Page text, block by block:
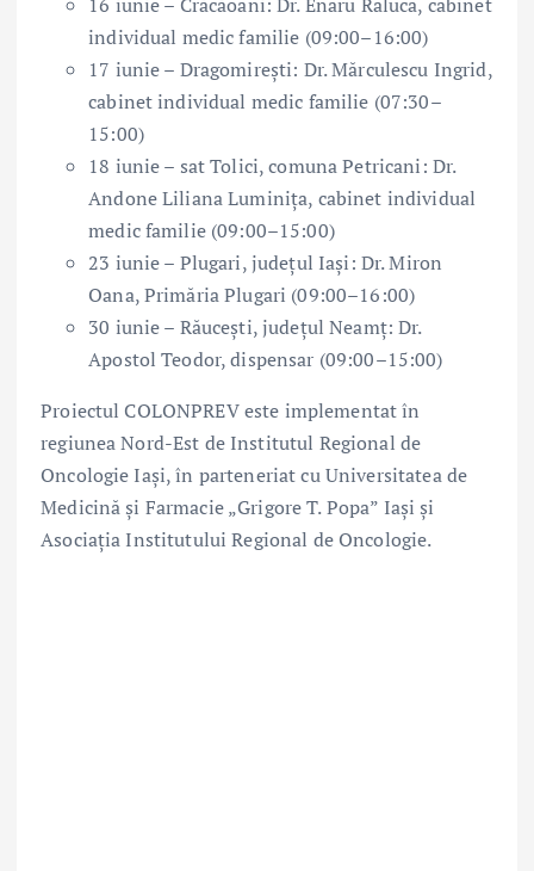
individual medic familie (09:00–16:00)
17 iunie – Dragomirești: Dr. Mărculescu Ingrid,
cabinet individual medic familie (07:30–
15:00)
18 iunie – sat Tolici, comuna Petricani: Dr.
Andone Liliana Luminița, cabinet individual
medic familie (09:00–15:00)
23 iunie – Plugari, județul Iași: Dr. Miron
Oana, Primăria Plugari (09:00–16:00)
30 iunie – Răucești, județul Neamț: Dr.
Apostol Teodor, dispensar (09:00–15:00)
Proiectul COLONPREV este implementat în
regiunea Nord-Est de Institutul Regional de
Oncologie Iași, în parteneriat cu Universitatea de
Medicină și Farmacie „Grigore T. Popa” Iași și
Asociația Institutului Regional de Oncologie.